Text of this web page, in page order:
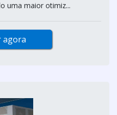
uma maior otimiz...
agora